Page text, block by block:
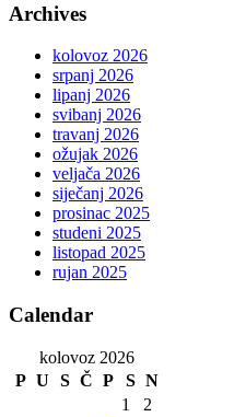
Archives
kolovoz 2026
srpanj 2026
lipanj 2026
svibanj 2026
travanj 2026
ožujak 2026
veljača 2026
siječanj 2026
prosinac 2025
studeni 2025
listopad 2025
rujan 2025
Calendar
kolovoz 2026
P U S Č P S N
1
2